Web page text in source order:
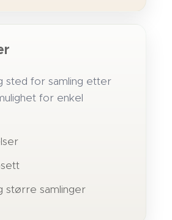
sted for samling etter
for enkel
større samlinger